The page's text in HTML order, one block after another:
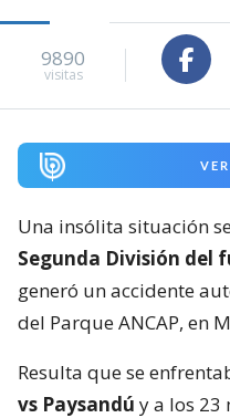
9890
visitas
Una insólita situación
Segunda División del
generó un accidente
del Parque ANCAP, en
Resulta que se
vs Paysandú y a los 23